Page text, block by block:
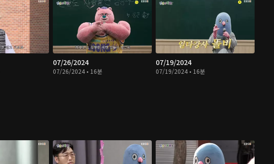
07/26/2024
07/26/2024 • 16분
07/19/2024
07/19/2024 • 16분